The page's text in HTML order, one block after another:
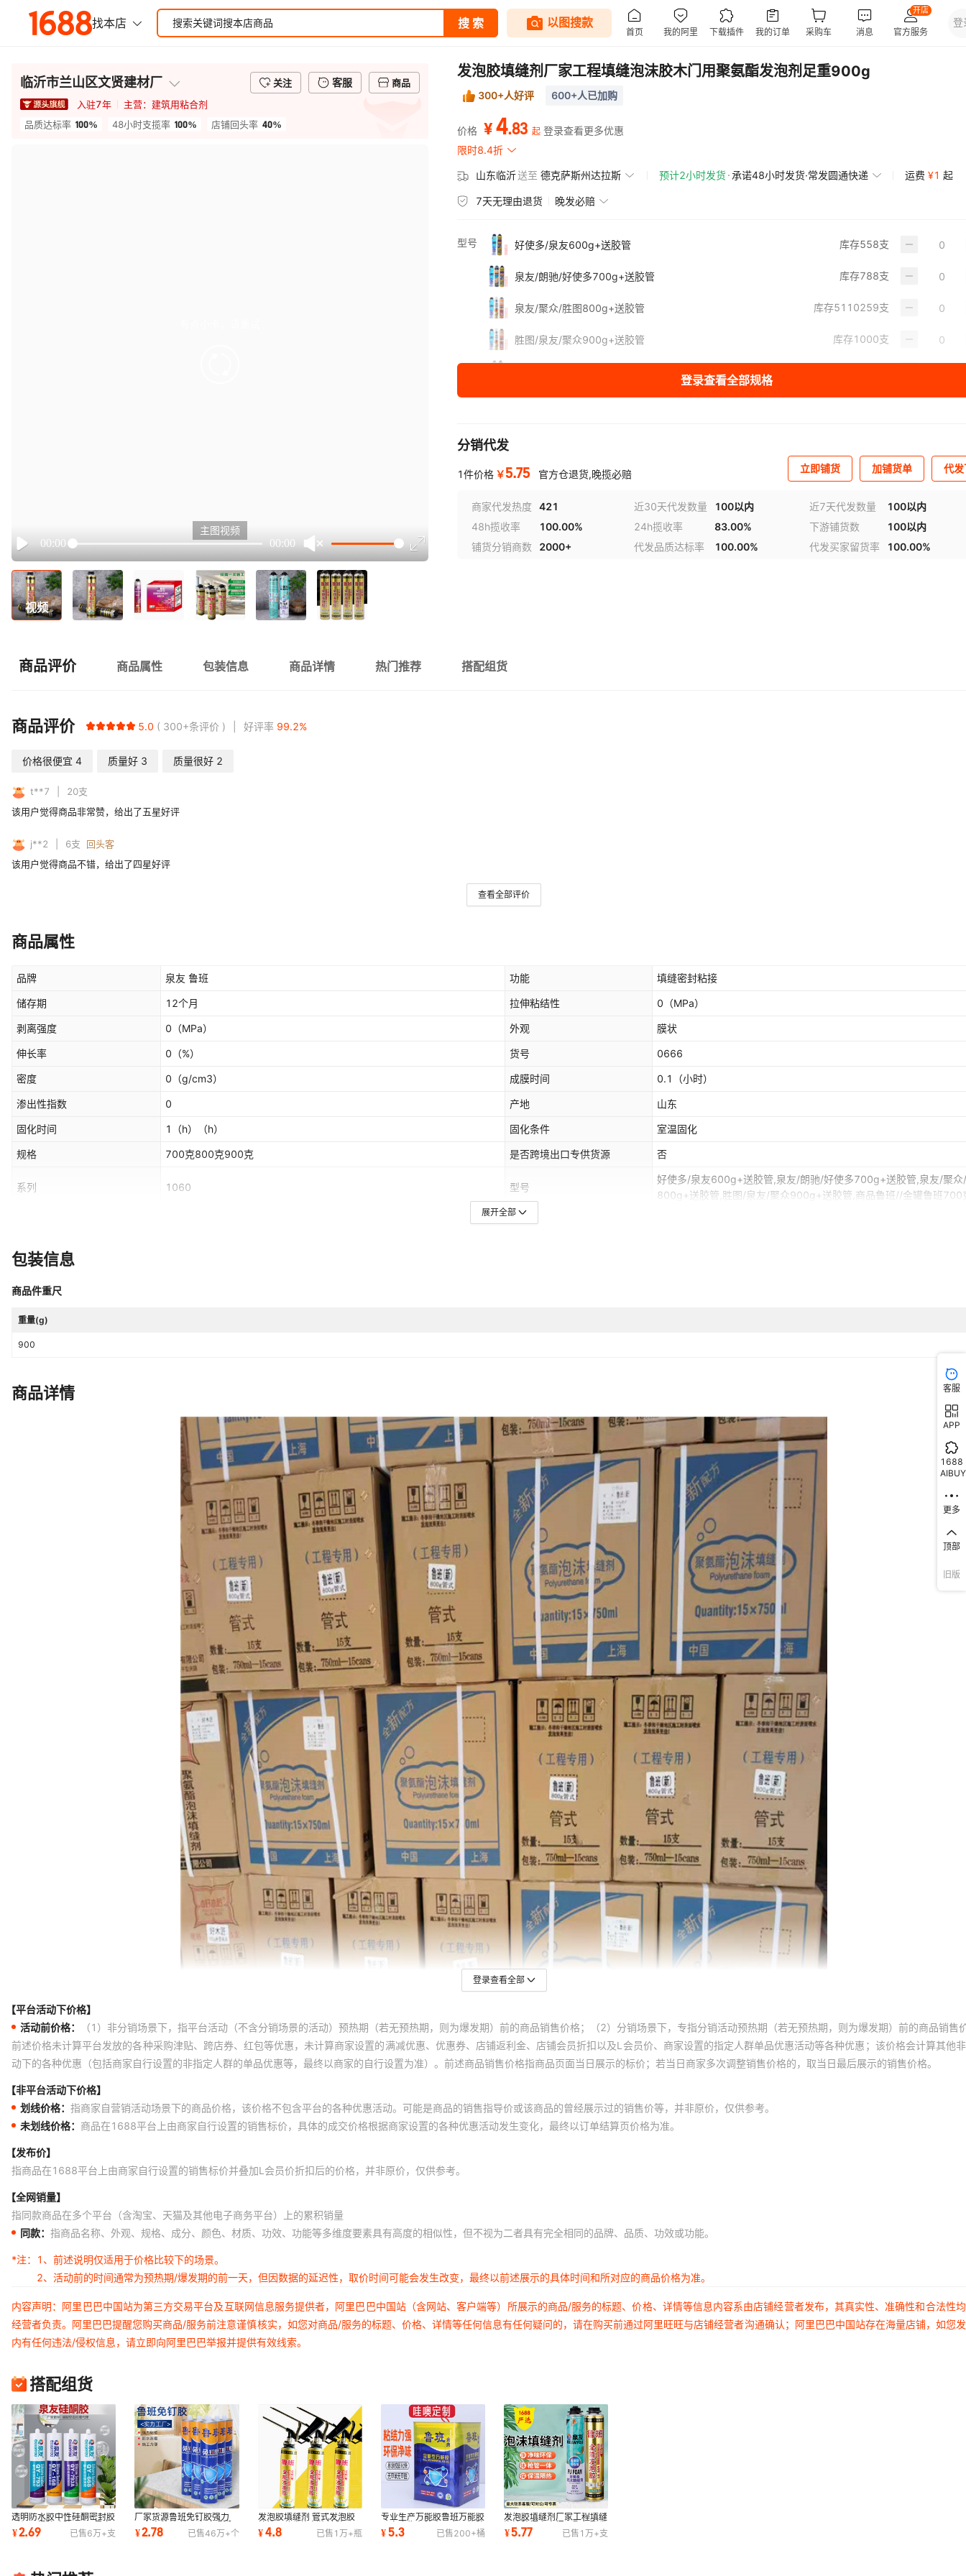
临沂市兰山区文贤建材厂 关注 客服
商品
入驻7年 主营：建筑用粘合剂
品质达标率 100% 48小时支揽率 100% 店铺回头率 40%
Play
00:00 00:00
主图视频
视频
发泡胶填缝剂厂家工程填缝泡沫胶木门用聚氨酯发泡剂足重900g
300+人好评 600+人已加购
价格 ¥4.83 起 登录查看更多优惠
限时8.4折
山东临沂送至 德克萨斯州达拉斯 预计2小时发货 承诺48小时发货·常发圆通快递 运费 ¥1 起
7天无理由退货 晚发必赔
型号 好使多/泉友600g+送胶管 库存558支
泉友/朗驰/好使多700g+送胶管 库存788支
泉友/聚众/胜图800g+送胶管 库存5110259支
胜图/泉友/聚众900g+送胶管 库存1000支
商品鲁班//金罐鲁班700克管式+送胶管
泉友红罐木门900克+送胶管 62支
泉友/美创A1+超高硬度900克枪管两用 库存 支
登录查看全部规格
分销代发
1件价格 ￥5.75 官方仓退货,晚揽必赔 立即铺货 加铺货单 代
商家代发热度 421 近30天代发数量 100以内 近7天代发数量
100以内
48h揽收率
100.00% 24h揽收率 83.00% 下游铺货数
100以内
铺货分销商数
2000+ 代发品质达标率 100.00% 代发买家留货率 100.00%
商品评价 商品属性 包装信息 商品详情 热门推荐 搭配组货
商品评价 5.0 300+条评价 好评率 99.2%
价格很便宜 4 质量好 3 质量很好 2
t**7 20支
该用户觉得商品非常赞，给出了五星好评
j**2 6支
回头客
该用户觉得商品不错，给出了四星好评
查看全部评价
商品属性
品牌 泉友 鲁班 功能 填缝密封粘接
储存期 12个月 拉伸粘结性 0 （MPa）
剥离强度 0 （MPa） 外观 膜状
伸长率 0 （%） 货号 0666
密度 0 （g/cm3） 成膜时间 0.1 （小时）
渗出性指数 0 产地 山东
固化时间 1（h） （h） 固化条件 室温固化
规格 700克800克900克 是否跨境出口专供货源 否
系列 1060 型号
好使多/泉友600g+送胶管,泉友/朗驰/好使多700g+送胶管,泉友/聚众
800g+送胶管,胜图/泉友/聚众900g+送胶管,商品鲁班//金罐鲁班700
是否进口
展开全部
包装信息
商品件重尺
重量(g)
900
商品详情
登录查看全部
【平台活动下价格】
活动前价格：
（1）非分销场景下，指平台活动（不含分销场景的活动）预热期（若无预热期，则为爆发期）前的商品销售价格；（2）分销场景下，专指分销活动预热期（若无预热期，则为爆发期）前的商品销售
前述价格未计算平台发放的各种采购津贴、跨店券、红包等优惠，未计算商家设置的满减优惠、优惠券、店铺返利金、店铺会员折扣以及L会员价、商家设置的指定人群单品优惠活动等各种优惠；该价格会计算其他
动下的各种优惠（包括商家自行设置的非指定人群的单品优惠等，最终以商家的自行设置为准）。前述商品销售价格指商品页面当日展示的标价；若当日商家多次调整销售价格的，取当日最后展示的销售价格。
【非平台活动下价格】
划线价格： 指商家自营销活动场景下的商品价格，该价格不包含平台的各种优惠活动。可能是商品的销售指导价或该商品的曾经展示过的销售价等，并非原价，仅供参考。
未划线价格： 商品在1688平台上由商家自行设置的销售标价，具体的成交价格根据商家设置的各种优惠活动发生变化，最终以订单结算页价格为准。
【发布价】
指商品在1688平台上由商家自行设置的销售标价并叠加L会员价折扣后的价格，并非原价，仅供参考。
【全网销量】
指同款商品在多个平台（含淘宝、天猫及其他电子商务平台）上的累积销量
同款： 指商品名称、外观、规格、成分、颜色、材质、功效、功能等多维度要素具有高度的相似性，但不视为二者具有完全相同的品牌、品质、功效或功能。
*注：
1、前述说明仅适用于价格比较下的场景。
2、活动前的时间通常为预热期/爆发期的前一天，但因数据的延迟性，取价时间可能会发生改变，最终以前述展示的具体时间和所对应的商品价格为准。
内容声明：阿里巴巴中国站为第三方交易平台及互联网信息服务提供者，阿里巴巴中国站（含网站、客户端等）所展示的商品/服务的标题、价格、详情等信息内容系由店铺经营者发布，其真实性、准确性和合法性
经营者负责。阿里巴巴提醒您购买商品/服务前注意谨慎核实，如您对商品/服务的标题、价格、详情等任何信息有任何疑问的，请在购买前通过阿里旺旺与店铺经营者沟通确认；阿里巴巴中国站存在海量店铺，如您
内有任何违法/侵权信息，请立即向阿里巴巴举报并提供有效线索。
搭配组货
透明防水胶中性硅酮密封胶
耐候马桶玻璃胶793a黑白
结构胶 免钉胶
¥2.69 已售6万+支
厂家货源鲁班免钉胶强力
强力高粘结 快干瓷砖踢脚
线木板免钉胶
¥2.78 已售46万+个
发泡胶填缝剂 管式发泡胶
枪管一体发泡剂泡沫胶
900g工厂直发填缝
¥4.8 已售 1万+瓶
专业生产万能胶鲁班万能胶
厂家广告布胶水强力万能胶
草坪铝塑板
¥5.3 已售200+桶
发泡胶填缝剂厂家工程填缝
泡沫胶门窗木门用聚氨酯发
泡剂900g
¥5.77 已售 1万+支
客服
APP
1688
AIBUY
更多
顶部
旧版